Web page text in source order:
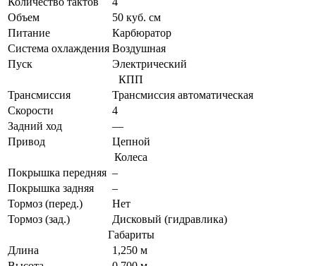
Объем
50 куб. см
Питание
Карбюратор
Система охлаждения Воздушная
Пуск
Электрический
КПП
Трансмиссия
Трансмиссия автоматическая
Скорости
4
Задний ход
—
Привод
Цепной
Колеса
Покрышка передняя –
Покрышка задняя
–
Тормоз (перед.)
Нет
Тормоз (зад.)
Дисковый (гидравлика)
Габариты
Длина
1,250 м